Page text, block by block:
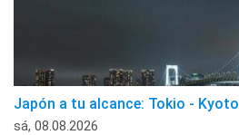
Japón a tu alcance: Tokio - Kyoto
sá, 08.08.2026